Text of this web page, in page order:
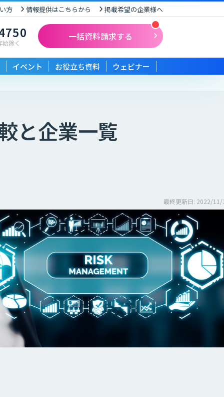
方 情報提供はこちらから 掲載希望の企業様へ
除く
一括資料請求する
イベント お役立ち資料 ウェビナー
と企業一覧
最終更新日: 2022/11/